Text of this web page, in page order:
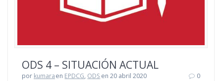
ODS 4 – SITUACIÓN ACTUAL
por kumaraen EPDCG, ODS en 20 abril 2020 0